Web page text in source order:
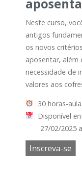
Neste curso,
antigos
os novos
aposentar, além
necessidade de
valores aos
30 horas-aula
Disponível
27/02/2025
Inscreva-se